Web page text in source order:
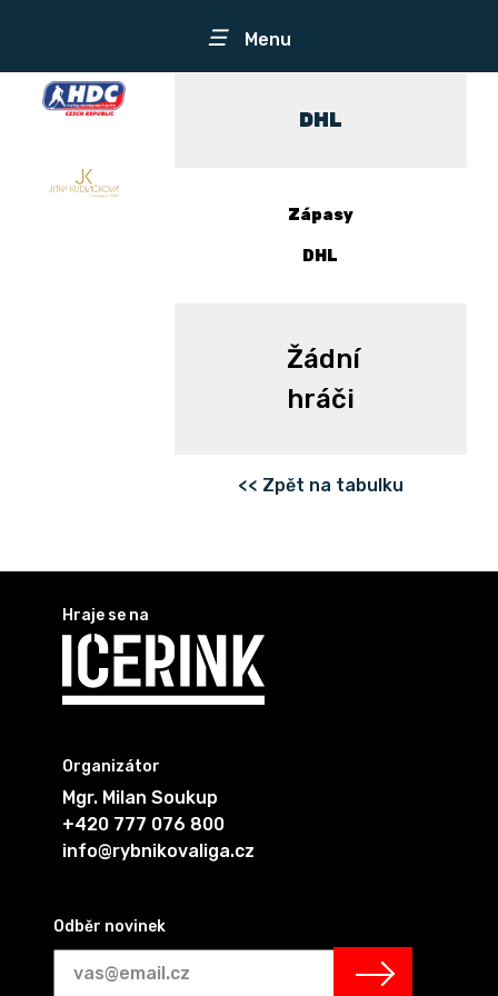
☰ Menu
DHL
Zápasy
DHL
Žádní
hráči
<< Zpět na tabulku
Hraje se na
Organizátor
Mgr. Milan Soukup
+420 777 076 800
info@rybnikovaliga.cz
Odběr novinek